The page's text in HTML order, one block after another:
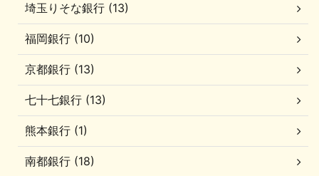
埼玉りそな銀行 (13)
福岡銀行 (10)
京都銀行 (13)
七十七銀行 (13)
熊本銀行 (1)
南都銀行 (18)